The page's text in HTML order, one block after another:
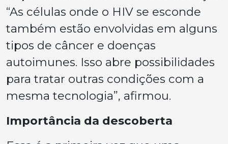
“As células onde o HIV se esconde
também estão envolvidas em alguns
tipos de câncer e doenças
autoimunes. Isso abre possibilidades
para tratar outras condições com a
mesma tecnologia”, afirmou.
Importância da descoberta